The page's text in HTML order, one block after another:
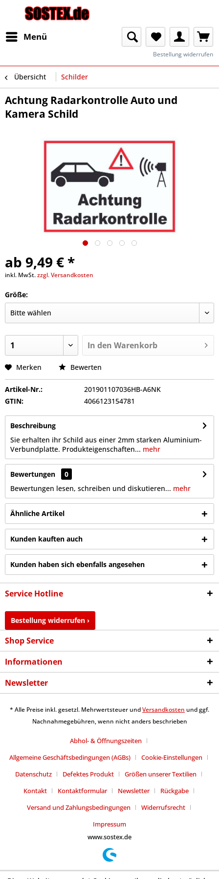
Menü
Bestellung widerrufen
Übersicht Schilder
Achtung Radarkontrolle Auto und
Kamera Schild
ab 9,49 € *
inkl. MwSt.zzgl. Versandkosten
Größe:
In den Warenkorb
Merken Bewerten
Artikel-Nr.:
201901107036HB-A6NK
GTIN:
4066123154781
Beschreibung
Sie erhalten ihr Schild aus einer 2mm starken Aluminium-
Verbundplatte. Produkteigenschaften... mehr
Bewertungen
0
Bewertungen lesen, schreiben und diskutieren... mehr
Ähnliche Artikel
Kunden kauften auch
Kunden haben sich ebenfalls angesehen
Service Hotline
Bestellung widerrufen ›
Shop Service
Informationen
Newsletter
* Alle Preise inkl. gesetzl. Mehrwertsteuer undVersandkosten und ggf.
Nachnahmegebühren, wenn nicht anders beschrieben
Abhol- & Öffnungszeiten
Allgemeine Geschäftsbedingungen (AGBs)
Cookie-Einstellungen
Datenschutz
Defektes Produkt
Größen unserer Textilien
Kontakt
Kontaktformular Newsletter
Rückgabe
Versand und Zahlungsbedingungen
Widerrufsrecht
Impressum
www.sostex.de